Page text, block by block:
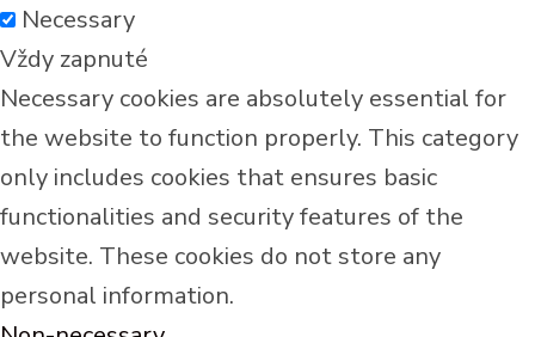
Necessary
Vždy zapnuté
Necessary cookies are absolutely essential for
the website to function properly. This category
only includes cookies that ensures basic
functionalities and security features of the
website. These cookies do not store any
personal information.